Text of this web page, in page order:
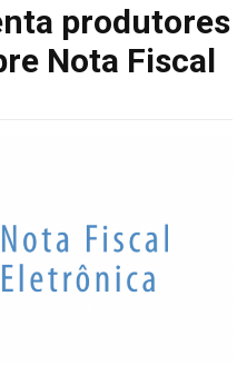
produtores
Nota Fiscal